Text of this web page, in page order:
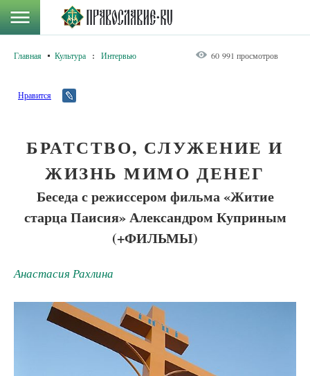
Главная Культура : Интервью 60 991 просмотров
Нравится
БРАТСТВО, СЛУЖЕНИЕ И
ЖИЗНЬ МИМО ДЕНЕГ
Беседа с режиссером фильма «Житие
старца Паисия» Александром Куприным
(+ФИЛЬМЫ)
Анастасия Рахлина